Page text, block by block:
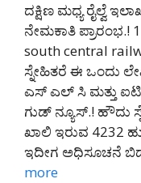
ದಕ್ಷಿಣ ಮಧ್ಯ ರೈಲ್ವೆ
ನೇಮಕಾತಿ ಪ್ರಾರಂಭ.!
south central
ಸ್ನೇಹಿತರೆ ಈ ಒಂದು
ಎಸ್ ಎಲ್ ಸಿ ಮತ್ತು
ಗುಡ್ ನ್ಯೂಸ್.! ಹೌದು
ಖಾಲಿ ಇರುವ 4232
ಇದೀಗ ಅಧಿಸೂಚನೆ
more